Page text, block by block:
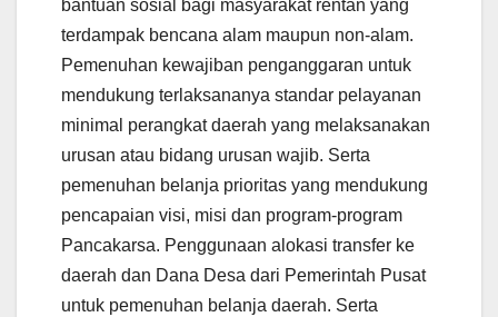
bantuan sosial bagi masyarakat rentan yang
terdampak bencana alam maupun non-alam.
Pemenuhan kewajiban penganggaran untuk
mendukung terlaksananya standar pelayanan
minimal perangkat daerah yang melaksanakan
urusan atau bidang urusan wajib. Serta
pemenuhan belanja prioritas yang mendukung
pencapaian visi, misi dan program-program
Pancakarsa. Penggunaan alokasi transfer ke
daerah dan Dana Desa dari Pemerintah Pusat
untuk pemenuhan belanja daerah. Serta